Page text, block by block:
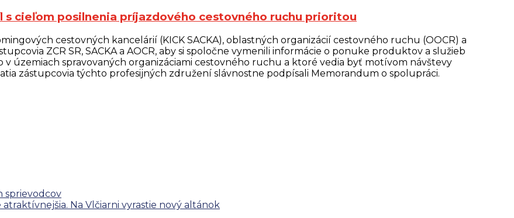
s cieľom posilnenia príjazdového cestovného ruchu prioritou
cestovných kancelárií (KICK SACKA), oblastných organizácií cestovného ruchu (OOCR) a
ZCR SR, SACKA a AOCR, aby si spoločne vymenili informácie o ponuke produktov a služieb
územiach spravovaných organizáciami cestovného ruchu a ktoré vedia byť motívom návštevy
zástupcovia týchto profesijných združení slávnostne podpísali Memorandum o spolupráci.
sprievodcov
Na Vlčiarni vyrastie nový altánok